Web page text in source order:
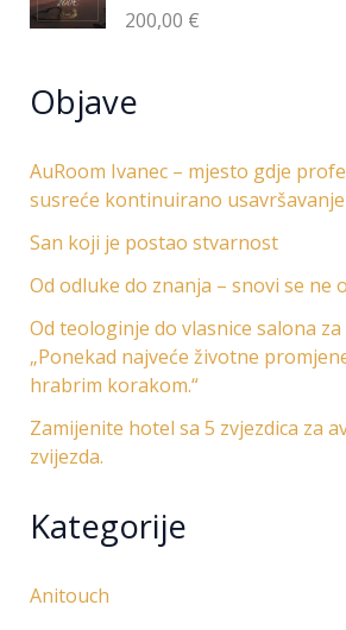
200,00 €
Objave
AuRoom Ivanec – mjesto gdje
susreće kontinuirano usavršavanje
San koji je postao stvarnost
Od odluke do znanja – snovi se ne
Od teologinje do vlasnice salona za
„Ponekad najveće životne
hrabrim korakom.“
Zamijenite hotel sa 5 zvjezdica za
zvijezda.
Kategorije
Anitouch